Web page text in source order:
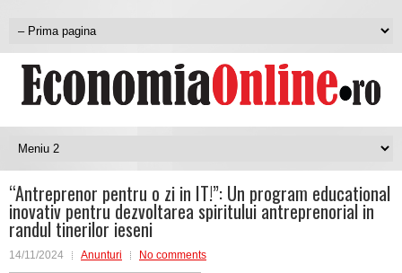
“Antreprenor pentru o zi in IT!”: Un program educational
inovativ pentru dezvoltarea spiritului antreprenorial in
randul tinerilor ieseni
14/11/2024 Anunturi No comments